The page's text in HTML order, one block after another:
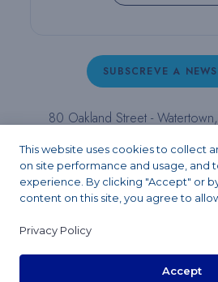
SUBSCREVE A
80 Oakland Street -
T (800) 343-4342 - T (617)
6262 -
FacebookInstagramLinkedIn
X
This website uses cookies to collect
on site performance and usage, and
experience. By clicking "Accept" or
content on this site, you agree to
Privacy Policy
Accept